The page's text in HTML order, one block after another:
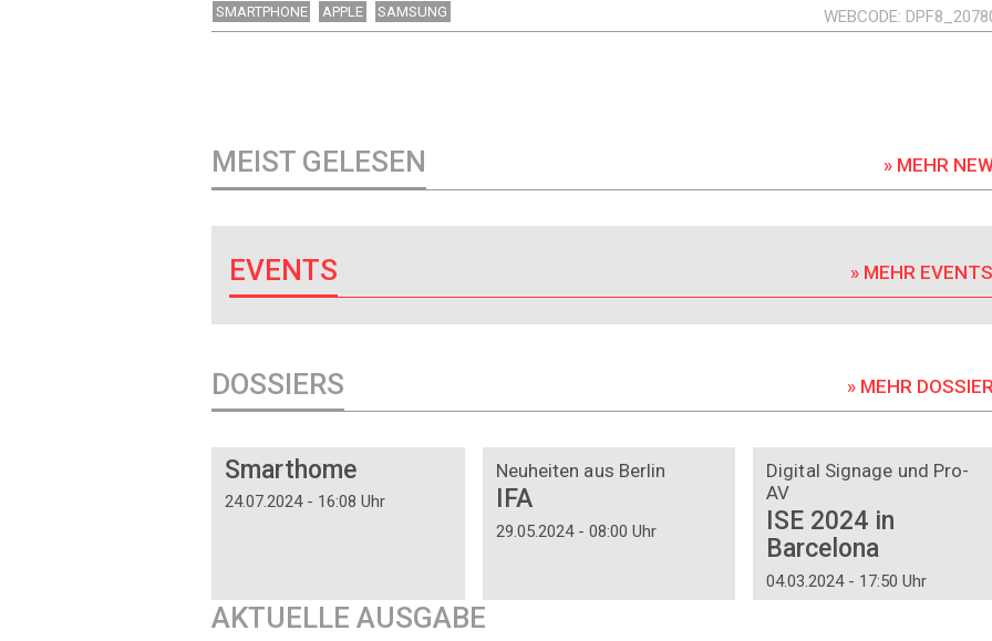
SMARTPHONE APPLE SAMSUNG WEBCODE
MEIST GELESEN » MEHR
EVENTS » MEHR EVENTS
DOSSIERS » MEHR
Smarthome
24.07.2024 - 16:08 Uhr
Neuheiten aus Berlin
IFA
29.05.2024 - 08:00 Uhr
Digital Signage und Pro-
AV
ISE 2024 in
Barcelona
04.03.2024 - 17:50 Uhr
AKTUELLE AUSGABE